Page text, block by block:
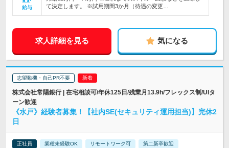
給与
て決定します。 ※試用期間3か月（待遇の変更…
求人詳細を見る 気になる
志望動機・自己PR不要
株式会社常陽銀行 | 在宅相談可/年休125日/残業月13.9h/フレックス制/UIタ
ーン歓迎
《水戸》経験者募集！【社内SE(セキュリティ運用担当)】完休2
日
正社員 業種未経験OK リモートワーク可 第二新卒歓迎